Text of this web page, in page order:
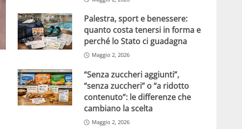
Palestra, sport e benessere:
quanto costa tenersi in forma e
perché lo Stato ci guadagna
Maggio 2, 2026
“Senza zuccheri aggiunti”,
“senza zuccheri” o “a ridotto
contenuto”: le differenze che
cambiano la scelta
Maggio 2, 2026